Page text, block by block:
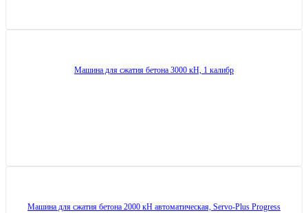
Машина для сжатия бетона 3000 кН, 1 калибр
Машина для сжатия бетона 2000 кН автоматическая, Servo-Plus Progress